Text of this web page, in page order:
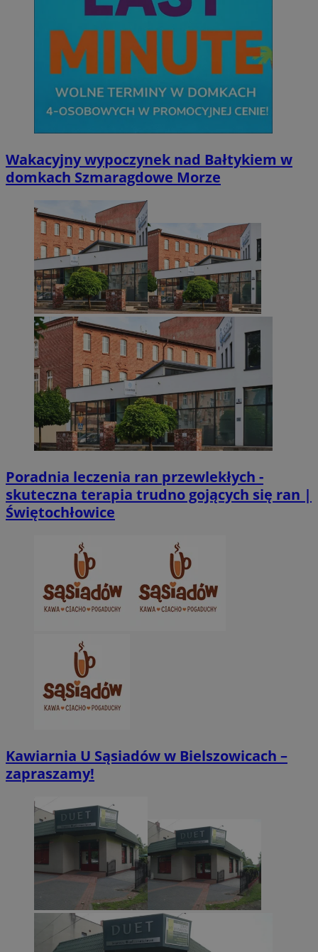
Wakacyjny wypoczynek nad Bałtykiem w
domkach Szmaragdowe Morze
Poradnia leczenia ran przewlekłych -
skuteczna terapia trudno gojących się ran |
Świętochłowice
Kawiarnia U Sąsiadów w Bielszowicach –
zapraszamy!